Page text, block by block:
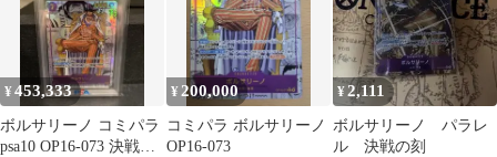
¥453,333
ボルサリーノ コミパラ
psa10 OP16-073 決戦の
¥200,000
コミパラ ボルサリーノ
OP16-073
¥2,111
ボルサリーノ パラレ
ル 決戦の刻